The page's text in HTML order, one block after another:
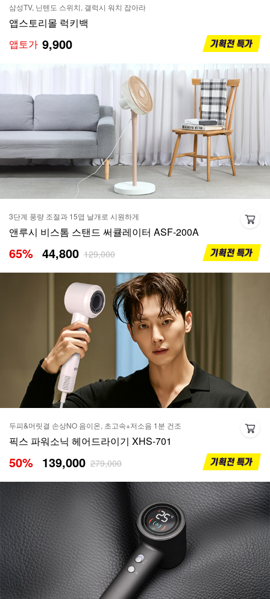
삼성TV, 닌텐도 스위치, 갤럭시 워치 잡아라
앱스토리몰 럭키백
앱토가 9,900
3단계 풍량 조절과 15엽 날개로 시원하게
앤루시 비스톰 스탠드 써큘레이터 ASF-200A
65% 44,800 129,000
두피&머릿결 손상NO 음이온, 초고속+저소음 1분 건조
픽스 파워소닉 헤어드라이기 XHS-701
50% 139,000 279,000